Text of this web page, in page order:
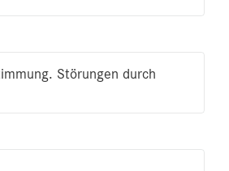
Störungen durch